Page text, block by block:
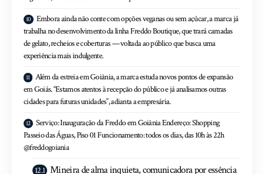
Embora ainda não conte com opções veganas ou sem açúcar, a marca já
trabalha no desenvolvimento da linha Freddo Boutique, que trará camadas
de gelato, recheios e coberturas — voltada ao público que busca uma
experiência mais indulgente.
Além da estreia em Goiânia, a marca estuda novos pontos de expansão
em Goiás. “Estamos atentos à recepção do público e já analisamos outras
cidades para futuras unidades”, adianta a empresária.
Serviço: Inauguração da Freddo em Goiânia Endereço: Shopping
Passeio das Águas, Piso 01 Funcionamento: todos os dias, das 10h às 22h
@freddogoiania
Mineira de alma inquieta, comunicadora por essência